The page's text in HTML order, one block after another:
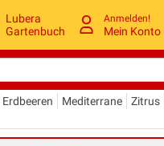
Lubera
Gartenbuch
Anmelden!
Mein Konto
Erdbeeren Mediterrane Zitrus